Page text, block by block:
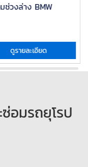
ช่วงล่าง BMW
ดูรายละเอียด
อมรถยุโรป